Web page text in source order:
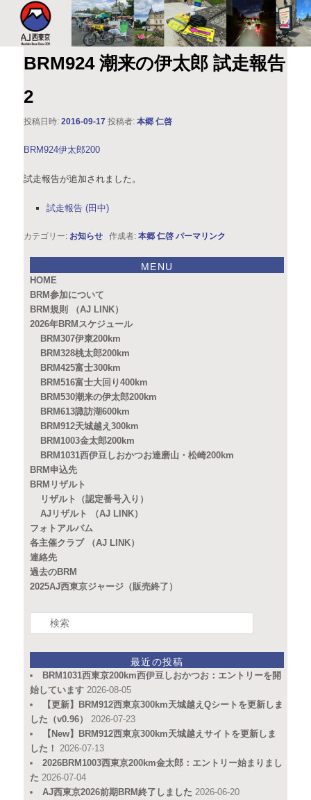
AJ西東京
このサイトは、オダックスジャパン西東京主催のブルベ情報を発信していま
す。XServer
BRM924 潮来の伊太郎 試走報告
2
投稿日時:2016-09-17 投稿者:本郷 仁啓
BRM924伊太郎200
試走報告が追加されました。
試走報告 (田中)
カテゴリー: お知らせ 作成者:本郷 仁啓 パーマリンク
MENU
HOME
BRM参加について
BRM規則 （AJ LINK）
2026年BRMスケジュール
BRM307伊東200km
BRM328桃太郎200km
BRM425富士300km
BRM516富士大回り400km
BRM530潮来の伊太郎200km
BRM613諏訪湖600km
BRM912天城越え300km
BRM1003金太郎200km
BRM1031西伊豆しおかつお達磨山・松崎200km
BRM申込先
BRMリザルト
リザルト（認定番号入り）
AJリザルト （AJ LINK）
フォトアルバム
各主催クラブ （AJ LINK）
連絡先
過去のBRM
2025AJ西東京ジャージ（販売終了）
索
最近の投稿
BRM1031西東京200km西伊豆しおかつお：エントリーを開
始しています 2026-08-05
【更新】BRM912西東京300km天城越えQシートを更新しま
した（v0.96）
2026-07-23
【New】BRM912西東京300km天城越えサイトを更新しま
した！
2026-07-13
2026BRM1003西東京200km金太郎：エントリー始まりまし
た 2026-07-04
AJ西東京2026前期BRM終了しました 2026-06-20